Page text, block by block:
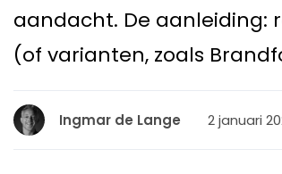
aandacht. De aanleiding:
(of varianten, zoals
Ingmar de Lange 2 januari